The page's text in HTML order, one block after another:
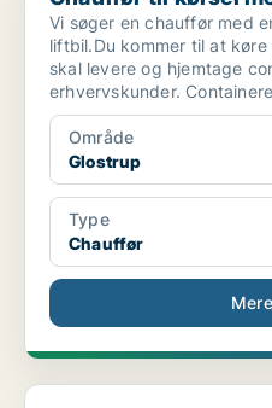
Vi søger en chauffør med
liftbil.Du kommer til at
skal levere og hjemtage
erhvervskunder.
Område
Glostrup
Type
Chauffør
Er du flyveleder, så skriv dig